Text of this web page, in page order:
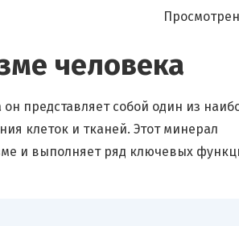
человека
представляет собой один из
клеток и тканей. Этот минерал
и выполняет ряд ключевых